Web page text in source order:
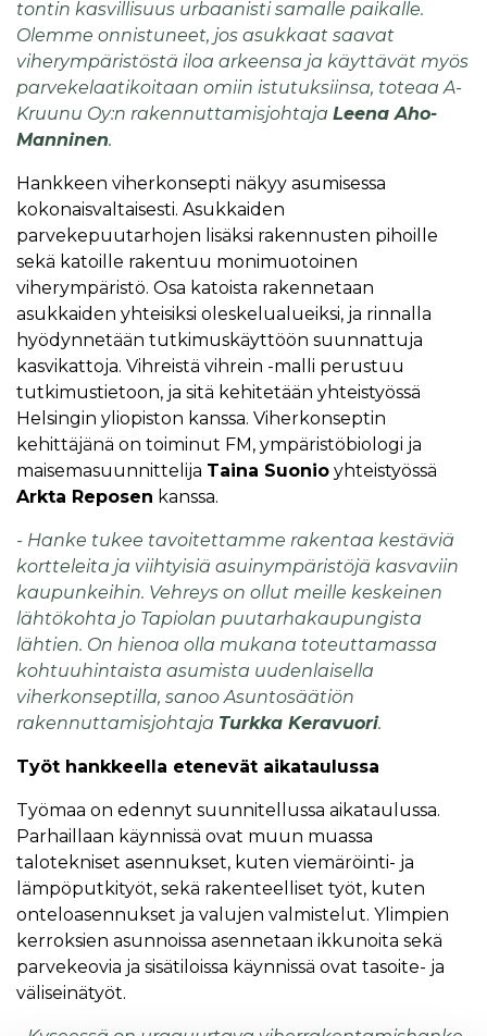
tontin kasvillisuus urbaanisti samalle paikalle.
Olemme onnistuneet, jos asukkaat saavat
viherympäristöstä iloa arkeensa ja käyttävät myös
parvekelaatikoitaan omiin istutuksiinsa, toteaa A-
Kruunu Oy:n rakennuttamisjohtaja Leena Aho-
Manninen.
Hankkeen viherkonsepti näkyy asumisessa
kokonaisvaltaisesti. Asukkaiden
parvekepuutarhojen lisäksi rakennusten pihoille
sekä katoille rakentuu monimuotoinen
viherympäristö. Osa katoista rakennetaan
asukkaiden yhteisiksi oleskelualueiksi, ja rinnalla
hyödynnetään tutkimuskäyttöön suunnattuja
kasvikattoja. Vihreistä vihrein -malli perustuu
tutkimustietoon, ja sitä kehitetään yhteistyössä
Helsingin yliopiston kanssa. Viherkonseptin
kehittäjänä on toiminut FM, ympäristöbiologi ja
maisemasuunnittelija Taina Suonio yhteistyössä
Arkta Reposen kanssa.
- Hanke tukee tavoitettamme rakentaa kestäviä
kortteleita ja viihtyisiä asuinympäristöjä kasvaviin
kaupunkeihin. Vehreys on ollut meille keskeinen
lähtökohta jo Tapiolan puutarhakaupungista
lähtien. On hienoa olla mukana toteuttamassa
kohtuuhintaista asumista uudenlaisella
viherkonseptilla, sanoo Asuntosäätiön
rakennuttamisjohtaja Turkka Keravuori.
Työt hankkeella etenevät aikataulussa
Työmaa on edennyt suunnitellussa aikataulussa.
Parhaillaan käynnissä ovat muun muassa
talotekniset asennukset, kuten viemäröinti- ja
lämpöputkityöt, sekä rakenteelliset työt, kuten
onteloasennukset ja valujen valmistelut. Ylimpien
kerroksien asunnoissa asennetaan ikkunoita sekä
parvekeovia ja sisätiloissa käynnissä ovat tasoite- ja
väliseinätyöt.